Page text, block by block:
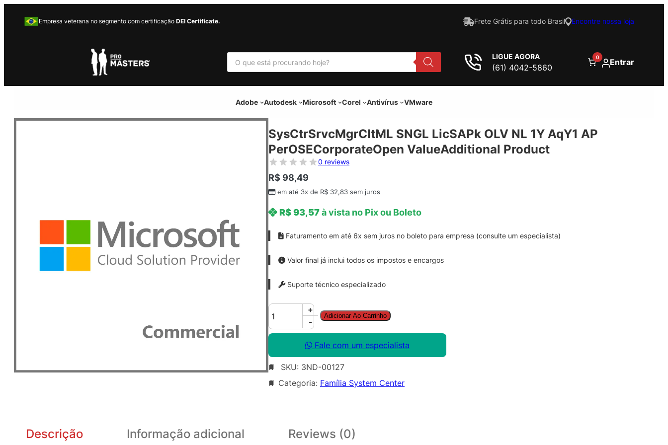
Empresa veterana no segmento com certificação DEI Certificate. Frete Grátis para todo Brasil Encontre nossa loja
P
s
u
r
LIGUE AGORA
(61) 4042-5860
0 Entrar
Adobe Autodesk Microsoft Corel Antivírus VMware
SysCtrSrvcMgrCltML SNGL LicSAPk OLV NL 1Y AqY1 AP
PerOSECorporateOpen ValueAdditional Product
0 reviews
R$ 98,49
em até 3x de R$ 32,83 sem juros
R$93,57à vista no Pix ou Boleto
Faturamento em até 6x sem juros no boleto para empresa (consulte um especialista)
Valor final já inclui todos os impostos e encargos
Suporte técnico especializado
S
s
t
r
S
+
-
Adicionar Ao Carrinho
Fale com um especialista
SKU: 3ND-00127
Categoria: Família System Center
Descrição Informação adicional Reviews (0)